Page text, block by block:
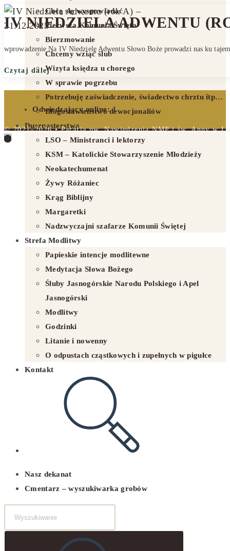
Chcę się wyspowiadać
Pierwsza Komunia Święta
Bierzmowanie
Chcemy wziąć ślub
Wizyta księdza u chorego
W sprawie pogrzebu
Potrzebuję zaświadczenie, świadectwo chrztu itp…
Błogosławieństwo dewocjonaliów
Duszpasterstwa
LSO – Ministranci i lektorzy
KSM – Katolickie Stowarzyszenie Młodzieży
Neokatechumenat
Żywy Różaniec
Krąg Biblijny
Margaretki
Nadzwyczajni szafarze Komunii Świętej
Strefa Modlitwy
Papieskie intencje modlitewne
Medytacja Słowa Bożego
Śluby Jasnogórskie Narodu Polskiego i Apel
Jasnogórski
Modlitwy
Godzinki
Litanie i nowenny
O odpustach cząstkowych i zupełnych w pigułce
Kontakt
Nasz dekanat
Cmentarz – wyszukiwarka grobów
IV NIEDZIELA ADWENTU
wprowadzenie Na IV Niedzielę Adwentu Słowo Boże prowadzi nas ku
Czytaj dalej
Odwiedzający online:1
© 2021–2026 • Parafia pw. Nawiedzenia NMP i św. Anny w